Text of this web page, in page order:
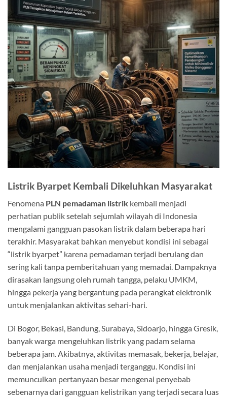
Listrik Byarpet Kembali Dikeluhkan Masyarakat
Fenomena PLN pemadaman listrik kembali menjadi
perhatian publik setelah sejumlah wilayah di Indonesia
mengalami gangguan pasokan listrik dalam beberapa hari
terakhir. Masyarakat bahkan menyebut kondisi ini sebagai
“listrik byarpet” karena pemadaman terjadi berulang dan
sering kali tanpa pemberitahuan yang memadai. Dampaknya
dirasakan langsung oleh rumah tangga, pelaku UMKM,
hingga pekerja yang bergantung pada perangkat elektronik
untuk menjalankan aktivitas sehari-hari.
Di Bogor, Bekasi, Bandung, Surabaya, Sidoarjo, hingga Gresik,
banyak warga mengeluhkan listrik yang padam selama
beberapa jam. Akibatnya, aktivitas memasak, bekerja, belajar,
dan menjalankan usaha menjadi terganggu. Kondisi ini
memunculkan pertanyaan besar mengenai penyebab
sebenarnya dari gangguan kelistrikan yang terjadi secara luas